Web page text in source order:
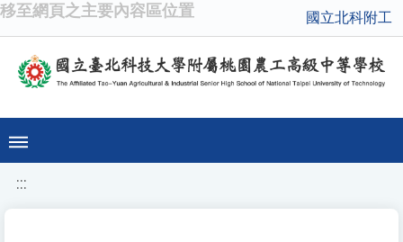
移至網頁之主要內容區位置 國立北科附工
:::